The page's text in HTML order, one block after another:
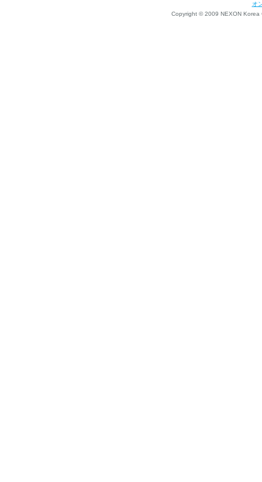
オ
Copyright © 2009 NEXON Korea